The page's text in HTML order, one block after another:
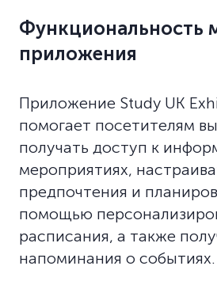
Функциональность
приложения
Приложение Study UK
помогает посетителям
получать доступ к
мероприятиях,
предпочтения и
помощью
расписания, а также
напоминания о событиях.